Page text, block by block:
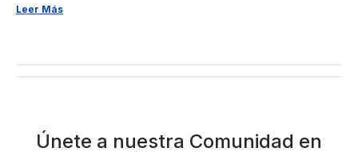
Leer Más
Únete a nuestra Comunidad en